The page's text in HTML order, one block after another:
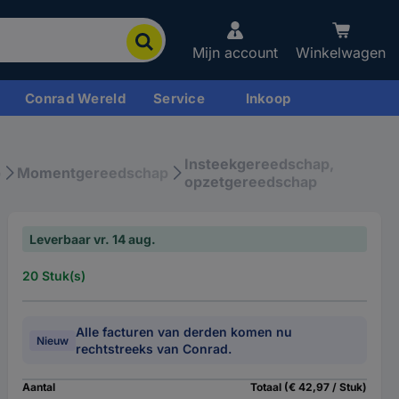
Mijn account Winkelwagen
Conrad Wereld Service Inkoop
Momentgereedschap
Insteekgereedschap,
opzetgereedschap
Leverbaar vr. 14 aug.
20 Stuk(s)
Nieuw
Alle facturen van derden komen nu
rechtstreeks van Conrad.
Aantal
Totaal (€ 42,97 / Stuk)